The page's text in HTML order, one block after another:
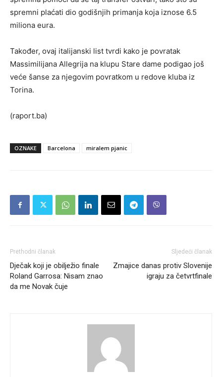
spremni plaćati dio godišnjih primanja koja iznose 6.5
miliona eura.
Također, ovaj italijanski list tvrdi kako je povratak
Massimilijana Allegrija na klupu Stare dame podigao još
veće šanse za njegovim povratkom u redove kluba iz
Torina.
(raport.ba)
OZNAKE Barcelona miralem pjanic
Prethodni članak
Dječak koji je obilježio finale
Roland Garrosa: Nisam znao
da me Novak čuje
Sljedeći članak
Zmajice danas protiv Slovenije
igraju za četvrtfinale